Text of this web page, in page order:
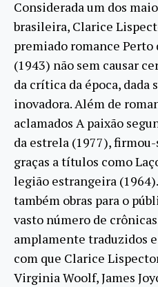
Considerada um dos
brasileira, Clarice
premiado romance Perto
(1943) não sem causar
da crítica da época, dada
inovadora. Além de
aclamados A paixão
da estrela (1977),
graças a títulos como
legião estrangeira
também obras para o
vasto número de
amplamente traduzidos
com que Clarice
Virginia Woolf, James